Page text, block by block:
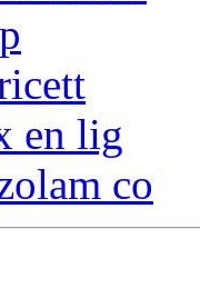
en lig
co